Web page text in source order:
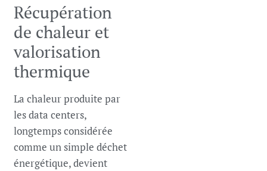
Récupération
de chaleur et
valorisation
thermique
La chaleur produite par
les data centers,
longtemps considérée
comme un simple déchet
énergétique, devient